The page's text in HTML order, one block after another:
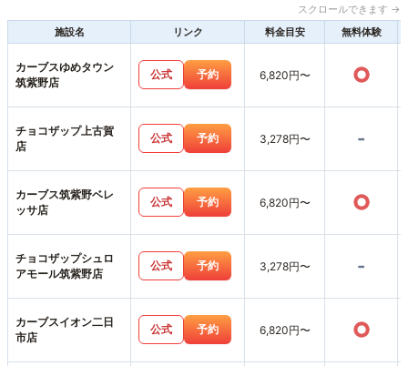
スクロールできます →
施設名
リンク 料金目安 無料体験
カーブスゆめタウン
筑紫野店
公式 予約 6,820円〜 ○
チョコザップ上古賀
店
公式 予約 3,278円〜 -
カーブス筑紫野ベレ
ッサ店
公式 予約 6,820円〜 ○
チョコザップシュロ
アモール筑紫野店
公式 予約 3,278円〜 -
カーブスイオン二日
市店
公式 予約 6,820円〜 ○